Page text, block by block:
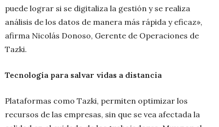
puede lograr si se digitaliza la gestión y se realiza
análisis de los datos de manera más rápida y eficaz»,
afirma Nicolás Donoso, Gerente de Operaciones de
Tazki.
Tecnología para salvar vidas a distancia
Plataformas como Tazki, permiten optimizar los
recursos de las empresas, sin que se vea afectada la